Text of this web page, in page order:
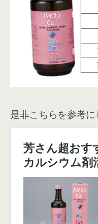
是非こちらを参考に